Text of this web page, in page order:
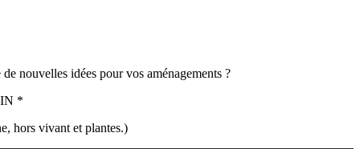
nouvelles idées pour vos aménagements ?
*
hors vivant et plantes.)